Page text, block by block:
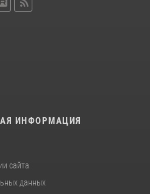
ИНФОРМАЦИЯ
сайта
данных